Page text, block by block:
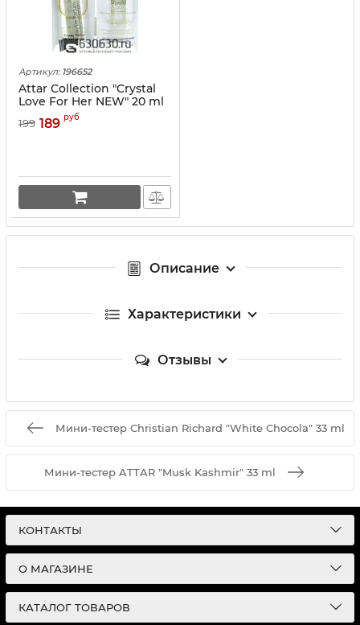
Артикул: 196652
Attar Collection "Crystal
Love For Her NEW" 20 ml
199 189 руб
Описание
Характеристики
Отзывы
Мини-тестер Christian Richard "White Chocola" 33 ml
Мини-тестер ATTAR "Musk Kashmir" 33 ml
КОНТАКТЫ
О МАГАЗИНЕ
КАТАЛОГ ТОВАРОВ